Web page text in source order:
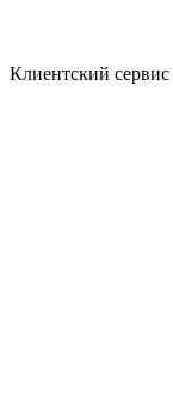
Клиентский сервис